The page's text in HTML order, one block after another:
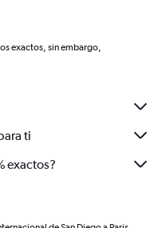
exactos, sin embargo,
ti
exactos?